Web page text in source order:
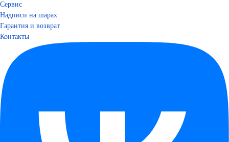
Сервис
Надписи на шарах
Гарантия и возврат
Контакты